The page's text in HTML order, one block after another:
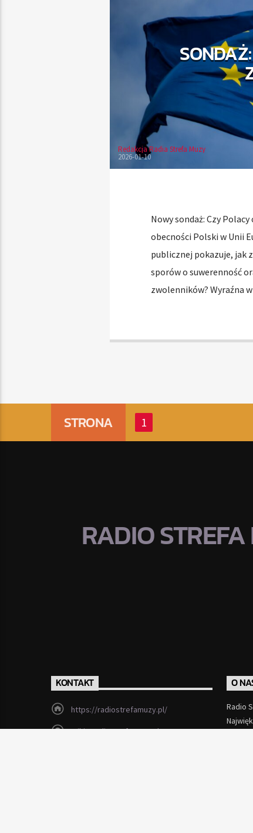
Redakcja Radia Strefa Muzy
2026-01-10
Nowy sondaż: Czy
obecności Polski w Unii
publicznej pokazuje, jak
sporów o suwerenność
zwolenników? Wyraźna
STRONA 1
RADIO
KONTAKT
https://radiostrefamuzy.pl/
miki@radiostrefamuzy.pl
O
Radio